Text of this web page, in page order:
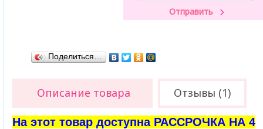
Поделиться…
Описание товара Отзывы (1)
На этот товар доступна РАССРОЧКА НА 4